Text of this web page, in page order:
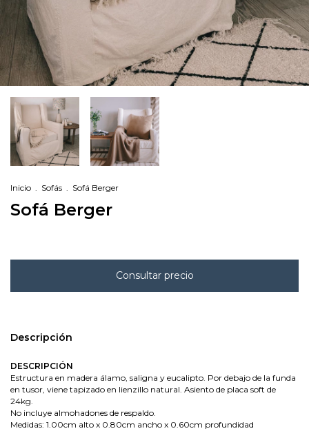
Inicio . Sofás . Sofá Berger
Sofá Berger
Descripción
DESCRIPCIÓN
Estructura en madera álamo, saligna y eucalipto. Por debajo de la funda
en tusor, viene tapizado en lienzillo natural. Asiento de placa soft de
24kg.
No incluye almohadones de respaldo.
Medidas: 1.00cm alto x 0.80cm ancho x 0.60cm profundidad